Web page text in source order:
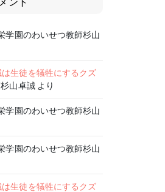
学園のわいせつ教師杉山
生徒を犠牲にするクズ
山卓誠より
学園のわいせつ教師杉山
学園のわいせつ教師杉山
生徒を犠牲にするクズ